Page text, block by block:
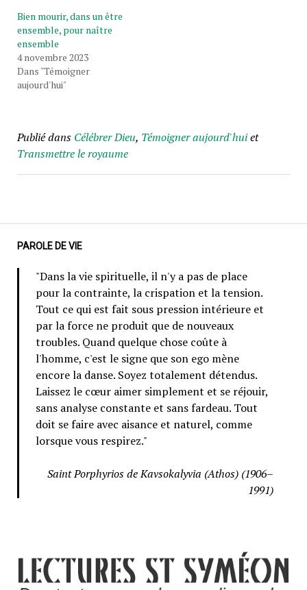
Bien mourir, dans un être
ensemble, pour naître
ensemble
4 novembre 2023
Dans "Témoigner
aujourd'hui"
Publié dans Célébrer Dieu, Témoigner aujourd'huiet
Transmettre le royaume
PAROLE DE VIE
"Dans la vie spirituelle, il n'y a pas de place
pour la contrainte, la crispation et la tension.
Tout ce qui est fait sous pression intérieure et
par la force ne produit que de nouveaux
troubles. Quand quelque chose coûte à
l'homme, c'est le signe que son ego mène
encore la danse. Soyez totalement détendus.
Laissez le cœur aimer simplement et se réjouir,
sans analyse constante et sans fardeau. Tout
doit se faire avec aisance et naturel, comme
lorsque vous respirez."
Saint Porphyrios de Kavsokalyvia (Athos) (1906–
1991)